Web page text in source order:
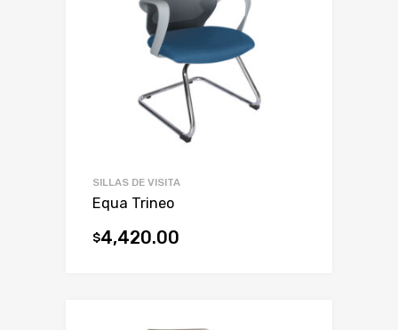
SILLAS DE VISITA
Equa Trineo
$4,420.00